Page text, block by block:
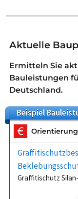
Aktuelle
Ermitteln Sie
Bauleistungen
Deutschland.
Beispiel
Graffitischutz